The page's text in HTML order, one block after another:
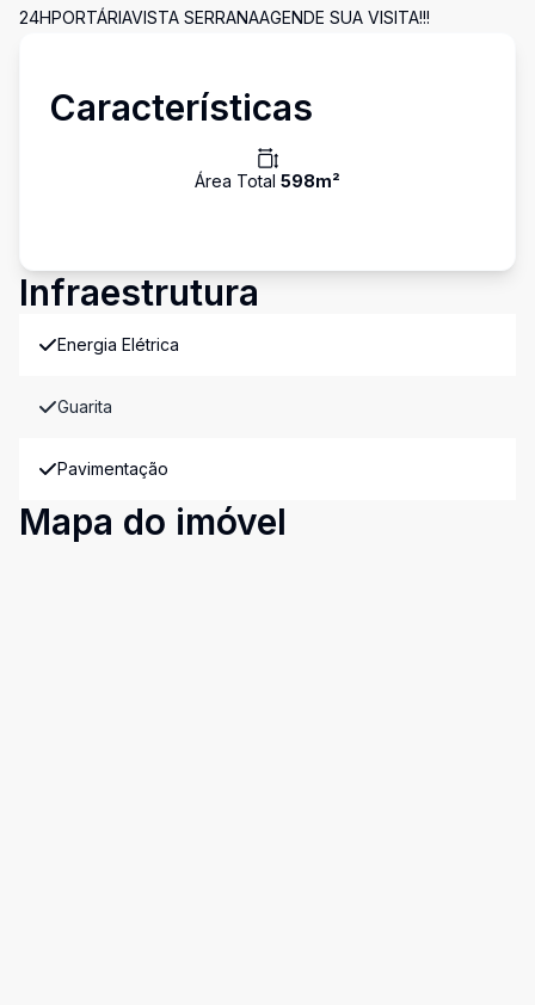
24HPORTÁRIAVISTA SERRANAAGENDE SUA VISITA!!!
Características
Área Total 598m²
Infraestrutura
Energia Elétrica
Guarita
Pavimentação
Mapa do imóvel